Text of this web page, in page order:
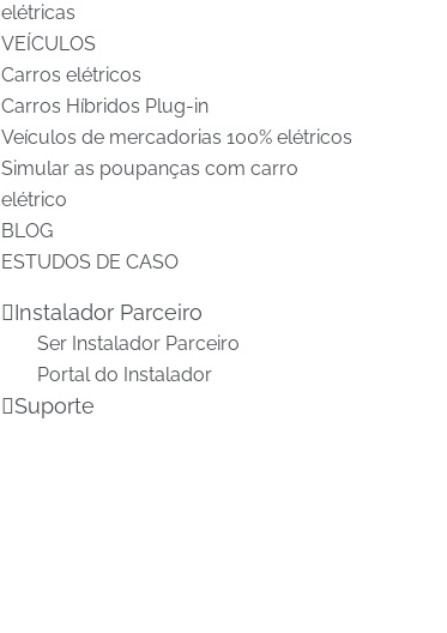
elétricas
VEÍCULOS
Carros elétricos
Carros Híbridos Plug-in
Veículos de mercadorias 100% elétricos
Simular as poupanças com carro
elétrico
BLOG
ESTUDOS DE CASO
Instalador Parceiro
Ser Instalador Parceiro
Portal do Instalador
Suporte